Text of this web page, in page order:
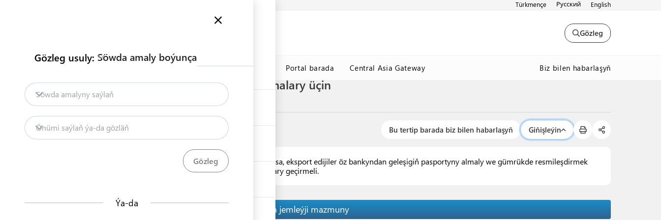
Türkmençe Русский English
Gözleg
Söwdany seljermek TDHÇMB Portal barada Central Asia Gateway Biz bilen habarlaşyň
Mazmuny
Söwdany seljermek
Gözleg usuly: Söwda amaly boýunça
Söwda amalyny saýlaň
Önümi saýlaň ýa-da gözläň
Ýa-da
Bahasy $10 000 geçýän import şertnamalary üçin
Import Agaç önümleri
Bu tertip barada biz bilen habarlaşyň Giňişleýin
Şertnamanyň bahasy 10,000 ABŞ-nyň dollaryndan geçýän bolsa, eksport edijiler öz bankyndan geleşigiň pasportyny almaly we gümrükde resmileşdirmek
tamamlanandan soň, geleşigiň pasporty boýunça hasaplaşyklary geçirmeli.
Tertibiň jemleýji mazmuny